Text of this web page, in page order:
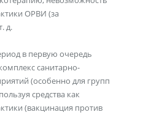
ОРВИ (за
д.
в первую очередь
санитарно-
(особенно для групп
средства как
(вакцинация против